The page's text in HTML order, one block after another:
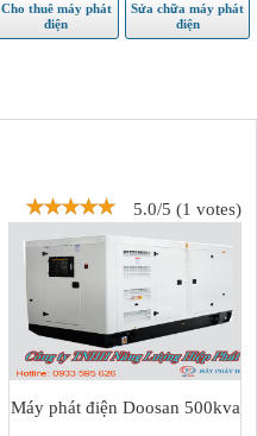
Cho thuê máy phát
điện
Sửa chữa máy phát
điện
5.0/5 (1 votes)
Máy phát điện Doosan 500kva